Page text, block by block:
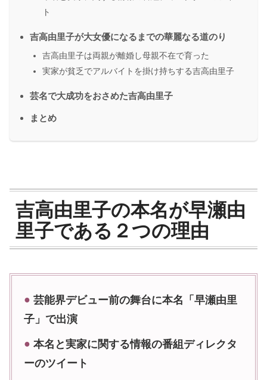
ト
吉高由里子が大女優になるまでの華麗なる道のり
吉高由里子は両親が離婚し母親不在で育った
実家が貧乏でアルバイトを掛け持ちする吉高由里子
芸名で大成功をおさめた吉高由里子
まとめ
吉高由里子の本名が早瀬由
里子である２つの理由
芸能界デビュー前の舞台に本名「早瀬由里
子」で出演
本名と実家に関する情報の番組ディレクタ
ーのツイート